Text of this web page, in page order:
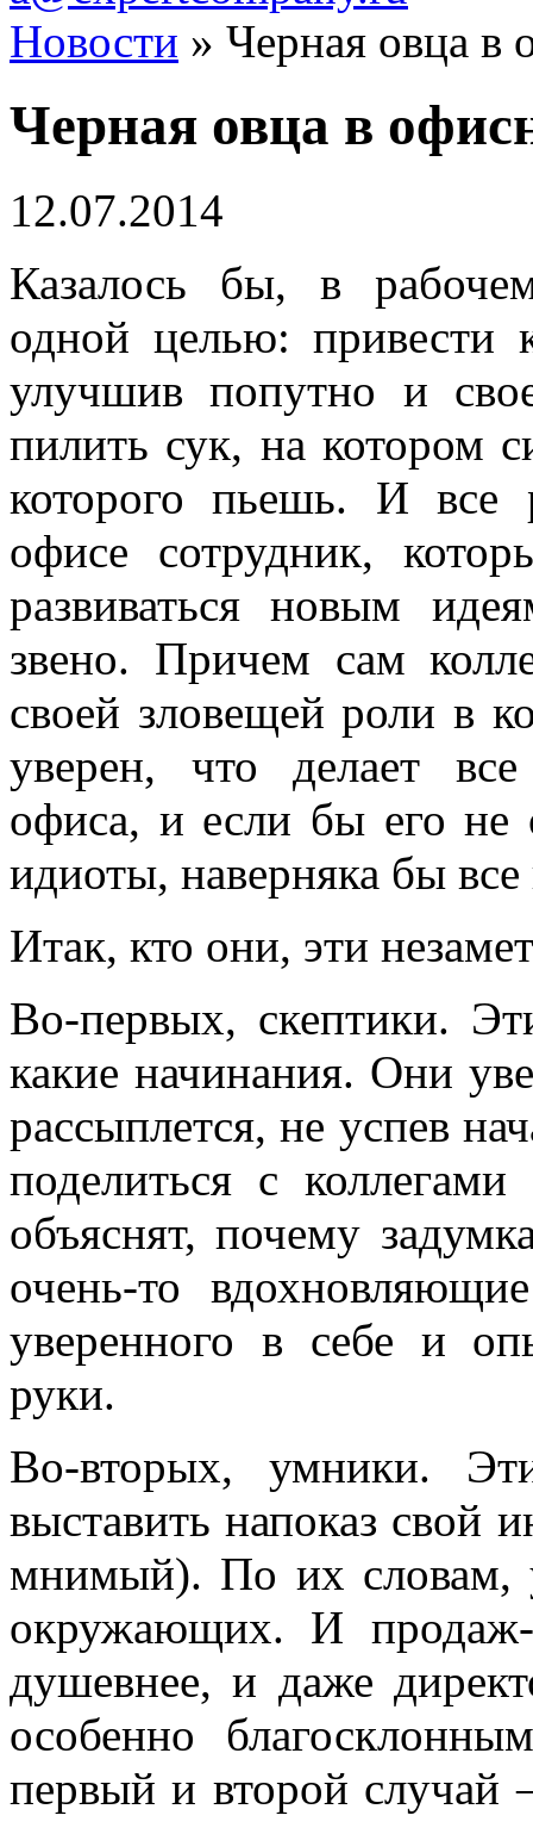
Новости » Черная овца в
Черная овца в
12.07.2014
Казалось бы, в
одной целью:
улучшив попутно и
пилить сук, на котором
которого пьешь. И все
офисе сотрудник,
развиваться новым
звено. Причем сам
своей зловещей роли в
уверен, что делает
офиса, и если бы его не
идиоты, наверняка бы
Итак, кто они, эти
Во-первых, скептики.
какие начинания. Они
рассыплется, не успев
поделиться с
объяснят, почему
очень-то
уверенного в себе и
руки.
Во-вторых, умники.
выставить напоказ свой
мнимый). По их словам,
окружающих. И
душевнее, и даже
особенно
первый и второй случай